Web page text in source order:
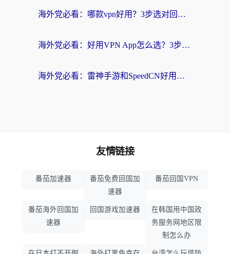
海外党必看：哪款vpn好用？3步选对回国加速器，无缝刷剧玩游戏
海外党必看：好用VPN App怎么选？3步教你无缝访问国内资源
海外党必看：雷神手游和SpeedCN好用吗？3招选对回国加速器无缝刷国内资源
友情链接
番茄加速器
番茄免费回国加
速器
番茄回国VPN
番茄海外回国加
速器
回国游戏加速器
在韩国用中国政
务服务网地区限
制怎么办